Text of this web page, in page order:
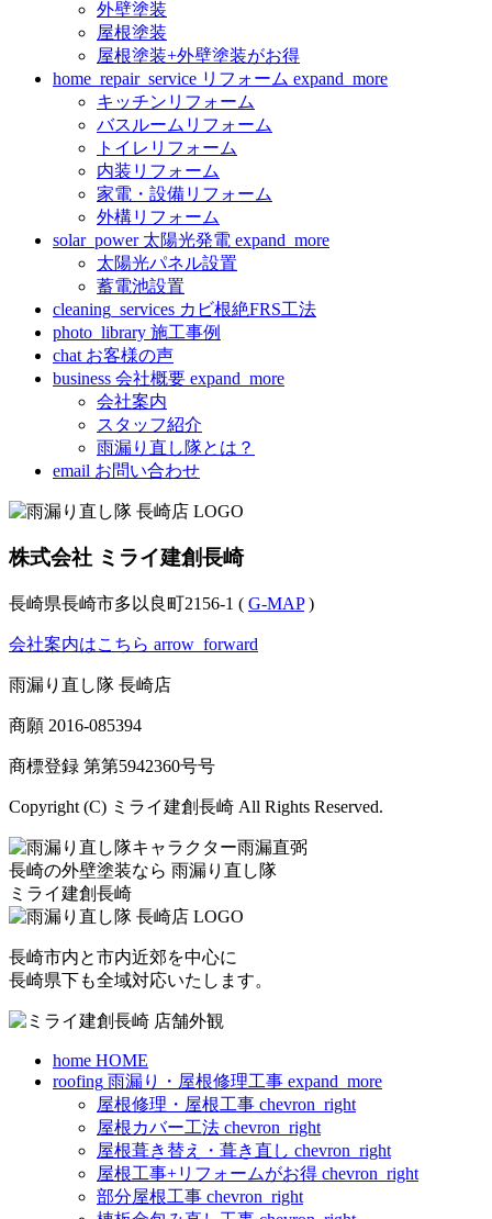
外壁塗装
屋根塗装
屋根塗装+外壁塗装がお得
home_repair_service リフォーム expand_more
キッチンリフォーム
バスルームリフォーム
トイレリフォーム
内装リフォーム
家電・設備リフォーム
外構リフォーム
solar_power 太陽光発電 expand_more
太陽光パネル設置
蓄電池設置
cleaning_services カビ根絶FRS工法
photo_library 施工事例
chat お客様の声
business 会社概要 expand_more
会社案内
スタッフ紹介
雨漏り直し隊とは？
email お問い合わせ
株式会社 ミライ建創長崎
長崎県長崎市多以良町2156-1 ( G-MAP)
会社案内はこちら arrow_forward
雨漏り直し隊 長崎店
商願 2016-085394
商標登録 第第5942360号号
Copyright (C) ミライ建創長崎 All Rights Reserved.
長崎の外壁塗装なら 雨漏り直し隊
ミライ建創長崎
長崎市内と市内近郊を中心に
長崎県下も全域対応いたします。
home HOME
roofing 雨漏り・屋根修理工事 expand_more
屋根修理・屋根工事 chevron_right
屋根カバー工法 chevron_right
屋根葺き替え・葺き直し chevron_right
屋根工事+リフォームがお得 chevron_right
部分屋根工事 chevron_right